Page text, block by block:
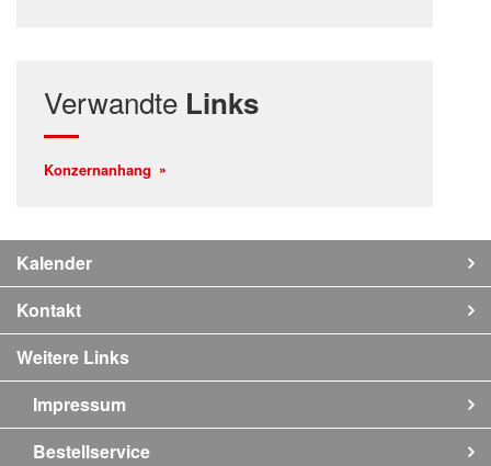
Verwandte Links
Konzernanhang
Kalender
Kontakt
Weitere Links
Impressum
Bestellservice